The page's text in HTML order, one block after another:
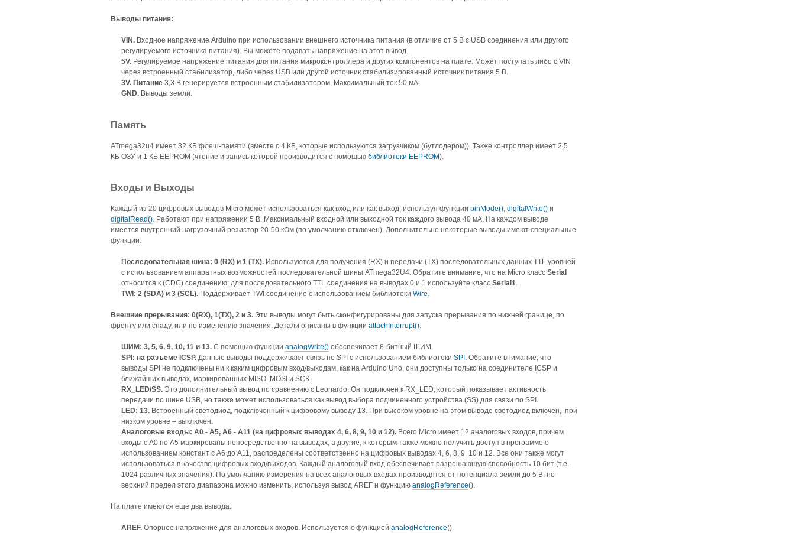
Выводы питания:
VIN. Входное напряжение Arduino при использовании внешнего источника питания (в отличие от 5 В с USB соединения или другого
регулируемого источника питания). Вы можете подавать напряжение на этот вывод.
5V. Регулируемое напряжение питания для питания микроконтроллера и других компонентов на плате. Может поступать либо с VIN
через встроенный стабилизатор, либо через USB или другой источник стабилизированный источник питания 5 В.
3V. Питание 3,3 В генерируется встроенным стабилизатором. Максимальный ток 50 мА.
GND. Выводы земли.
Память
ATmega32u4 имеет 32 КБ флеш-памяти (вместе с 4 КБ, которые используются загрузчиком (бутлодером)). Также контроллер имеет 2,5
КБ ОЗУ и 1 КБ EEPROM (чтение и запись которой производится с помощью библиотеки EEPROM).
Входы и Выходы
Каждый из 20 цифровых выводов Micro может использоваться как вход или как выход, используя функции pinMode(), digitalWrite() и
digitalRead(). Работают при напряжении 5 В. Максимальный входной или выходной ток каждого вывода 40 мА. На каждом выводе
имеется внутренний нагрузочный резистор 20-50 кОм (по умолчанию отключен). Дополнительно некоторые выводы имеют специальные
функции:
Последовательная шина: 0 (RX) и 1 (TX). Используются для получения (RX) и передачи (TX) последовательных данных TTL уровней
с использованием аппаратных возможностей последовательной шины ATmega32U4. Обратите внимание, что на Micro класс Serial
относится к (CDC) соединению; для последовательного TTL соединения на выводах 0 и 1 используйте класс Serial 1.
TWI: 2 (SDA) и 3 (SCL). Поддерживает TWI соединение с использованием библиотеки Wire.
Внешние прерывания: 0(RX), 1(TX), 2 и 3. Эти выводы могут быть сконфигурированы для запуска прерывания по нижней границе, по
фронту или спаду, или по изменению значения. Детали описаны в функции attachInterrupt().
ШИМ : 3, 5, 6, 9, 10, 11 и 13. С помощью функции analogWrite() обеспечивает 8-битный ШИМ.
SPI : на разъеме ICSP. Данные выводы поддерживают связь по SPI с использованием библиотеки SPI . Обратите внимание, что
выводы SPI не подключены ни к каким цифровым вход/выходам, как на Arduino Uno, они доступны только на соединителе ICSP и
ближайших выводах, маркированных MISO, MOSI и SCK.
RX
LED/SS. Это дополнительный вывод по сравнению с Leonardo. Он подключен к RX_LED, который показывает активность
передачи по шине USB, но также может использоваться как вывод выбора подчиненного устройства (SS) для связи по SPI.
LED: 13. Встроенный светодиод, подключенный к цифровому выводу 13. При высоком уровне на этом выводе светодиод включен, при
низком уровне – выключен.
Аналоговые входы: A0 - A5, A6 - A11 (на цифровых выводах 4, 6, 8, 9, 10 и 12). Всего Micro имеет 12 аналоговых входов, причем
входы с A0 по A5 маркированы непосредственно на выводах, а другие, к которым также можно получить доступ в программе с
использованием констант с A6 до A11, распределены соответственно на цифровых выводах 4, 6, 8, 9, 10 и 12. Все они также могут
использоваться в качестве цифровых вход/выходов. Каждый аналоговый вход обеспечивает разрешающую способность 10 бит (т.е.
1024 различных значения). По умолчанию измерения на всех аналоговых входах производятся от потенциала земли до 5 В, но
верхний предел этого диапазона можно изменить, используя вывод AREF и функцию analogReference().
На плате имеются еще два вывода:
AREF. Опорное напряжение для аналоговых входов. Используется с функцией analogReference().